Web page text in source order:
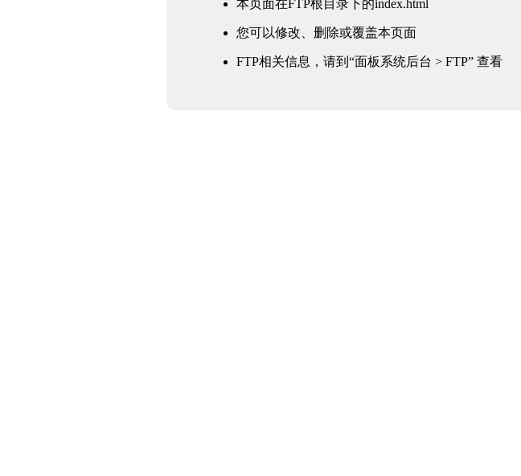
本页面在FTP根目录下的index.html
您可以修改、删除或覆盖本页面
FTP相关信息，请到“面板系统后台 > FTP” 查看